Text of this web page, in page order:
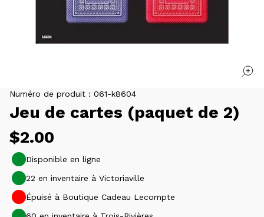
Numéro de produit : 061-k8604
Jeu de cartes (paquet de 2)
Prix
habituel
$2.00
Disponible en ligne
22 en inventaire à Victoriaville
Épuisé à Boutique Cadeau Lecompte